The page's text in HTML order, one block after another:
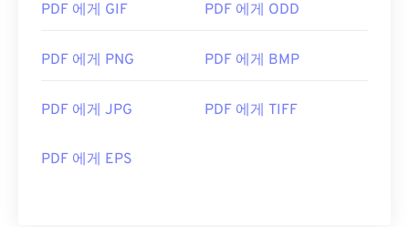
PDF 에게 GIF PDF 에게 ODD
PDF 에게 PNG PDF 에게 BMP
PDF 에게 JPG PDF 에게 TIFF
PDF 에게 EPS